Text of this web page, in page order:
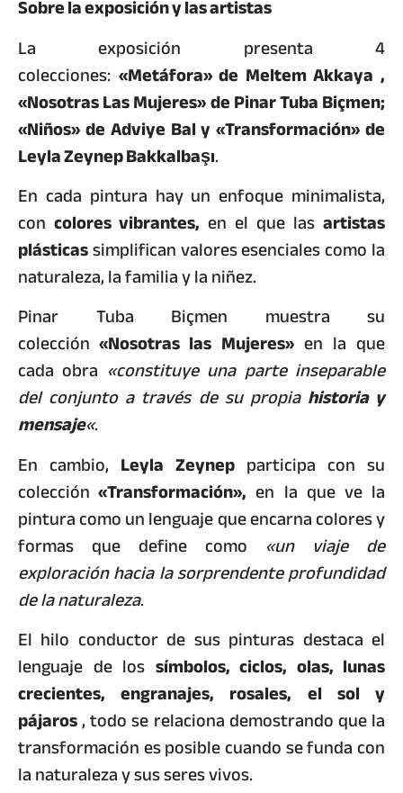
Sobre la exposición y las artistas
La exposición presenta 4
colecciones: «Metáfora» de Meltem Akkaya ,
«Nosotras Las Mujeres» de Pinar Tuba Biçmen;
«Niños» de Adviye Bal y «Transformación» de
Leyla Zeynep Bakkalbaşı.
En cada pintura hay un enfoque minimalista,
con colores vibrantes, en el que las artistas
plásticassimplifican valores esenciales como la
naturaleza, la familia y la niñez.
Pinar Tuba Biçmen muestra su
colección «Nosotras las Mujeres»en la que
cada obra «constituye una parte inseparable
del conjunto a través de su propia historia y
mensaje«.
En cambio, Leyla Zeynepparticipa con su
colección «Transformación», en la que ve la
pintura como un lenguaje que encarna colores y
formas que define como «un viaje de
exploración hacia la sorprendente profundidad
de la naturaleza.
El hilo conductor de sus pinturas destaca el
lenguaje de los símbolos, ciclos, olas, lunas
crecientes, engranajes, rosales, el sol y
pájaros, todo se relaciona demostrando que la
transformación es posible cuando se funda con
la naturaleza y sus seres vivos.